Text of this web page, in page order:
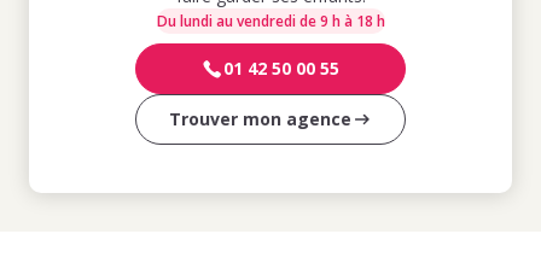
Du lundi au vendredi de 9 h à 18 h
01 42 50 00 55
Trouver mon agence